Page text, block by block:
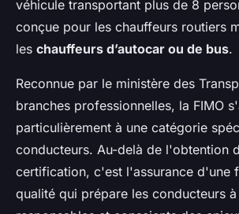
véhicule transportant plus de 8
conçue pour les chauffeurs routiers
les chauffeurs d’autocar ou de bus.
Reconnue par le ministère des
branches professionnelles, la FIMO
particulièrement à une catégorie
conducteurs. Au-delà de l'obtention
certification, c'est l'assurance d'une
qualité qui prépare les conducteurs